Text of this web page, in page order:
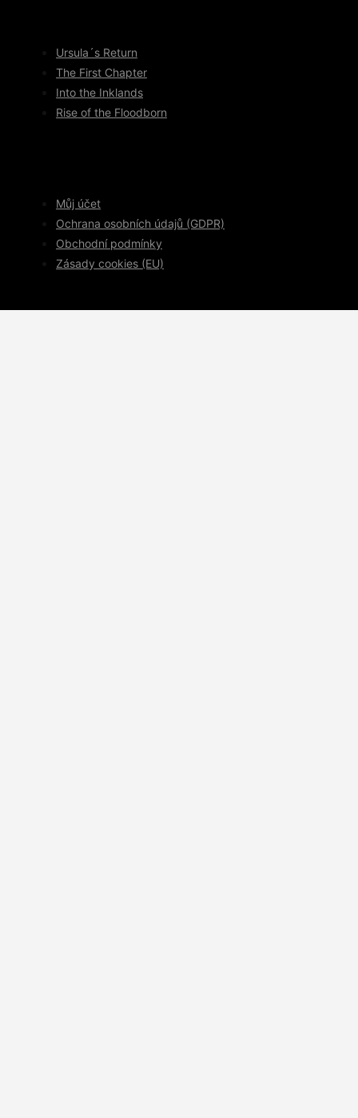
Ursula´s Return
The First Chapter
Into the Inklands
Rise of the Floodborn
Můj účet
Ochrana osobních údajů (GDPR)
Obchodní podmínky
Zásady cookies (EU)